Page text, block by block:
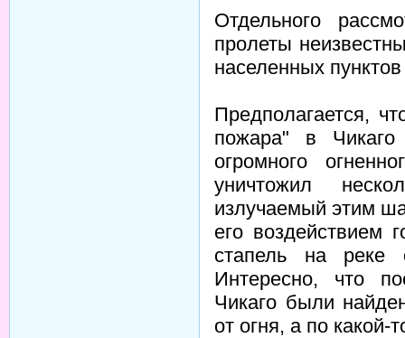
Отдельного
пролеты
населенных
Предполагается,
пожара" в
огромного
уничтожил
излучаемый этим
его воздействием
стапель на реке
Интересно, что
Чикаго были
от огня, а по какой-